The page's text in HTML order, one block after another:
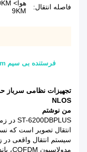
فاصله انتقال:
9KM
NLOS
من نوشتم
انتقال تصویر است که
سیستم انتقال واقعی